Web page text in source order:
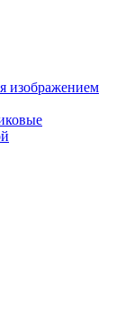
изображением